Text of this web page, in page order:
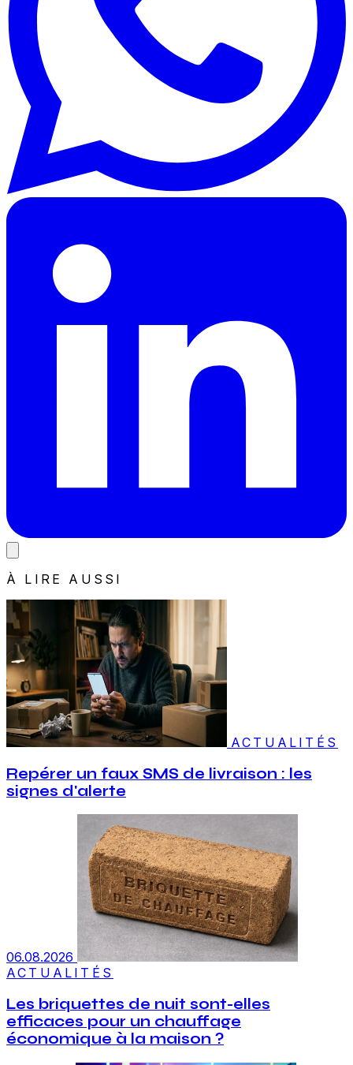
À LIRE AUSSI
ACTUALITÉS
Repérer un faux SMS de livraison : les
signes d'alerte
06.08.2026
ACTUALITÉS
Les briquettes de nuit sont-elles
efficaces pour un chauffage
économique à la maison ?